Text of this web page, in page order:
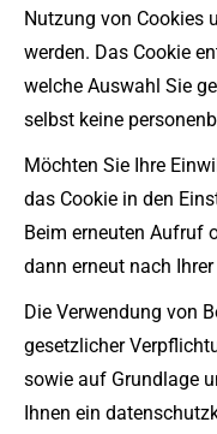
Nutzung von Cookies
werden. Das Cookie
welche Auswahl Sie
selbst keine
Möchten Sie Ihre
das Cookie in den
Beim erneuten Aufruf
dann erneut nach
Die Verwendung von
gesetzlicher
sowie auf Grundlage
Ihnen ein